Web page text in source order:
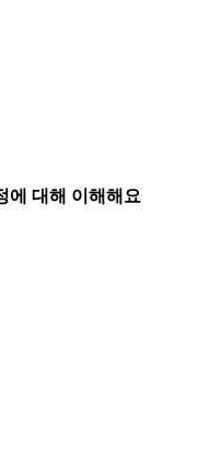
에 대해 이해해요